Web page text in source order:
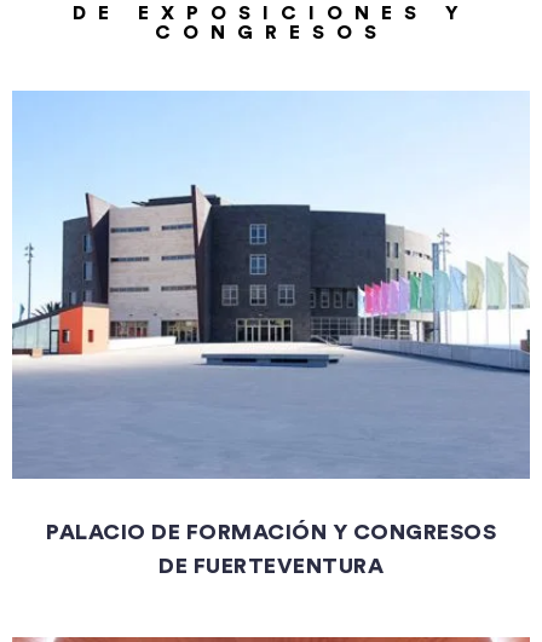
DE EXPOSICIONES Y
CONGRESOS
PALACIO DE FORMACIÓN Y CONGRESOS
DE FUERTEVENTURA